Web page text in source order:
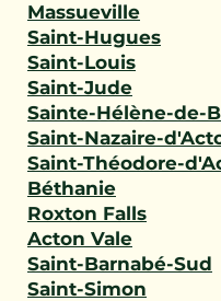
Massueville
Saint-Hugues
Saint-Louis
Saint-Jude
Sainte-Hélène-de-
Saint-Nazaire-
Saint-Théodore-
Béthanie
Roxton Falls
Acton Vale
Saint-Barnabé-Sud
Saint-Simon